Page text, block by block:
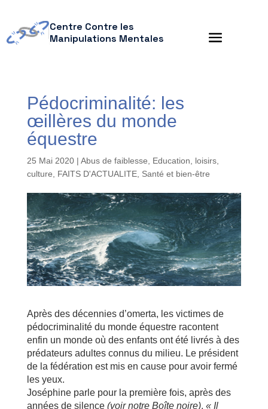
Centre Contre les
Manipulations Mentales
Pédocriminalité: les
œillères du monde
équestre
25 Mai 2020| Abus de faiblesse
Education, loisirs,
culture
FAITS D'ACTUALITE, Santé et bien-être
Après des décennies d’omerta, les victimes de
pédocriminalité du monde équestre racontent
enfin un monde où des enfants ont été livrés à des
prédateurs adultes connus du milieu. Le président
de la fédération est mis en cause pour avoir fermé
les yeux.
Joséphine parle pour la première fois, après des
années de silence (voir notre Boîte noire). « Il